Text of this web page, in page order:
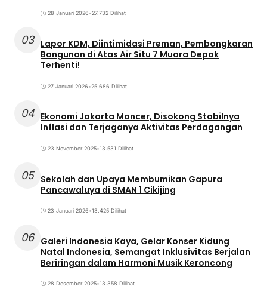
28 Januari 2026•27.732 Dilihat
03 Lapor KDM, Diintimidasi Preman, Pembongkaran
Bangunan di Atas Air Situ 7 Muara Depok
Terhenti!
27 Januari 2026•25.686 Dilihat
04 Ekonomi Jakarta Moncer, Disokong Stabilnya
Inflasi dan Terjaganya Aktivitas Perdagangan
23 November 2025•13.531 Dilihat
05 Sekolah dan Upaya Membumikan Gapura
Pancawaluya di SMAN 1 Cikijing
23 Januari 2026•13.425 Dilihat
06 Galeri Indonesia Kaya, Gelar Konser Kidung
Natal Indonesia, Semangat Inklusivitas Berjalan
Beriringan dalam Harmoni Musik Keroncong
28 Desember 2025•13.358 Dilihat